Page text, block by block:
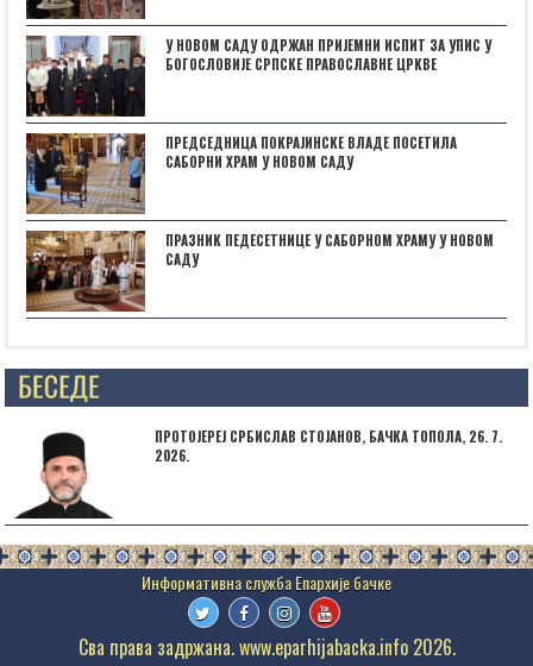
У НОВОМ САДУ ОДРЖАН ПРИЈЕМНИ ИСПИТ ЗА УПИС У
БОГОСЛОВИЈЕ СРПСКЕ ПРАВОСЛАВНЕ ЦРКВЕ
ПРЕДСЕДНИЦА ПОКРАЈИНСКЕ ВЛАДЕ ПОСЕТИЛА
САБОРНИ ХРАМ У НОВОМ САДУ
ПРАЗНИК ПЕДЕСЕТНИЦЕ У САБОРНОМ ХРАМУ У НОВОМ
САДУ
Posts not found
ПРОТОЈЕРЕЈ СРБИСЛАВ СТОЈАНОВ, БАЧКА ТОПОЛА, 26. 7.
2026.
Сва права задржана. www.eparhijabacka.info 2026.